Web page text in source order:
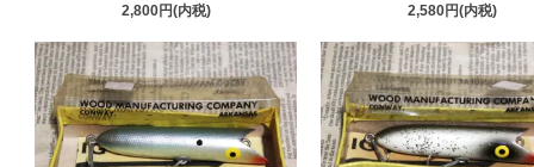
2,800円(内税) 2,580円(内税)